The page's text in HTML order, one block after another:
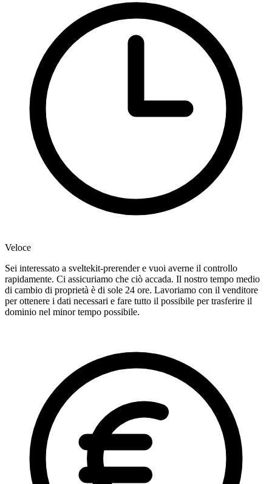
Veloce
Sei interessato a sveltekit-prerender e vuoi averne il controllo
rapidamente. Ci assicuriamo che ciò accada. Il nostro tempo medio
di cambio di proprietà è di sole 24 ore. Lavoriamo con il venditore
per ottenere i dati necessari e fare tutto il possibile per trasferire il
dominio nel minor tempo possibile.